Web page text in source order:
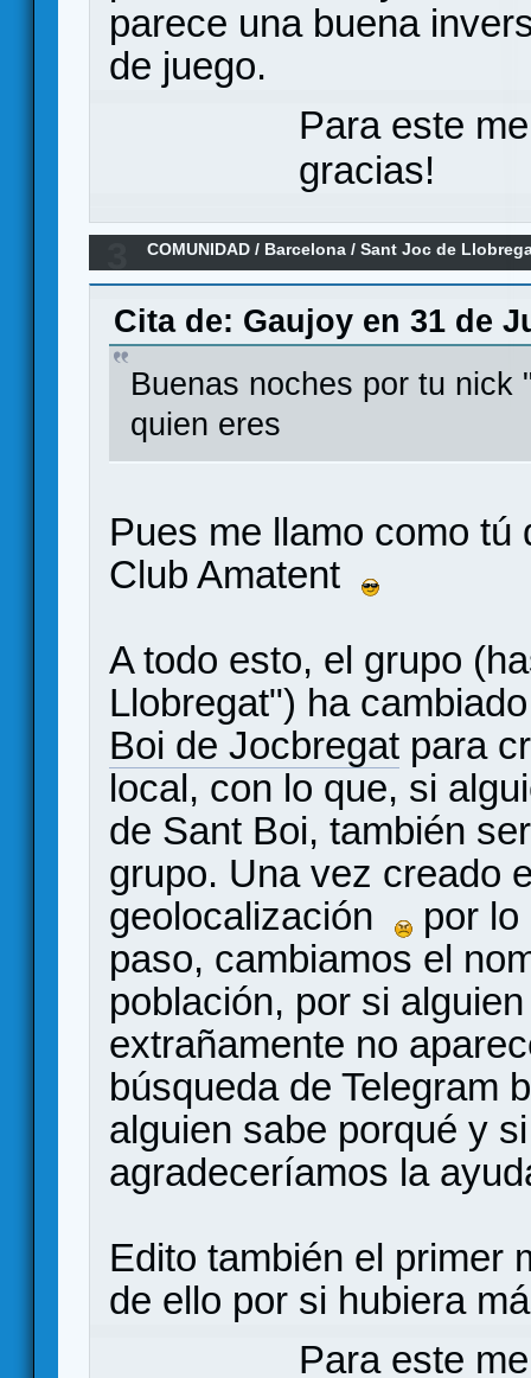
parece una buena
de juego.
Para este
gracias!
COMUNIDAD / Barcelona /Sant Joc de
Cita de: Gaujoy en 31 de
Buenas noches por tu nick
quien eres
Pues me llamo como
Club Amatent
A todo esto, el grupo
Llobregat") ha
Boi de Jocbregat para
local, con lo que, si
de Sant Boi, también
grupo. Una vez creado
geolocalización
por
paso, cambiamos el
población, por si
extrañamente no
búsqueda de Telegram
alguien sabe porqué y
agradeceríamos la
Edito también el primer
de ello por si hubiera
Para este